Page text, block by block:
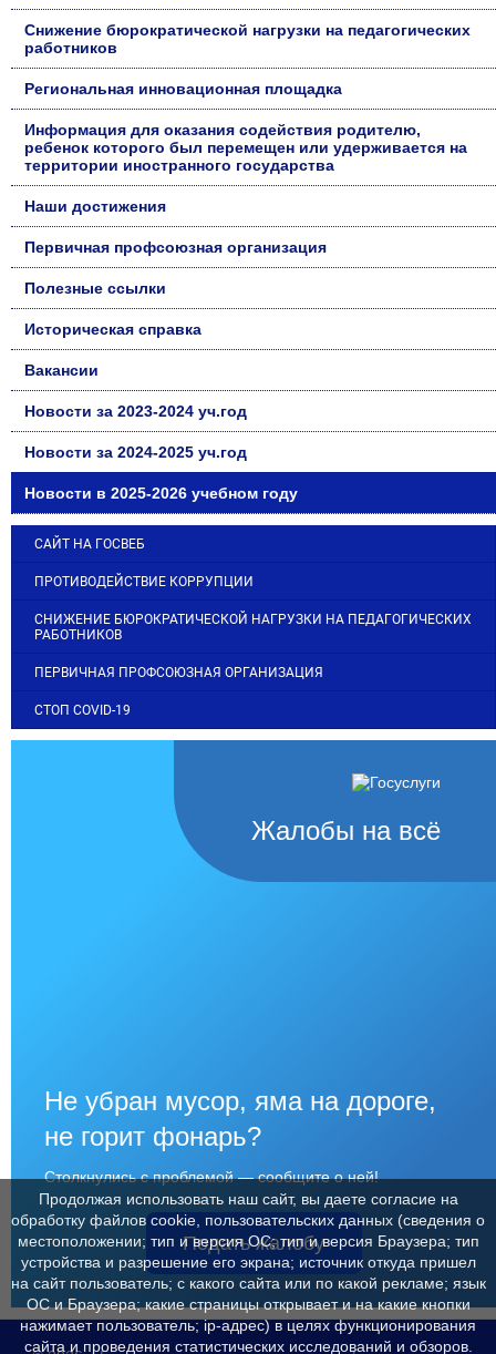
Снижение бюрократической нагрузки на педагогических
работников
Региональная инновационная площадка
Информация для оказания содействия родителю,
ребенок которого был перемещен или удерживается на
территории иностранного государства
Наши достижения
Первичная профсоюзная организация
Полезные ссылки
Историческая справка
Вакансии
Новости за 2023-2024 уч.год
Новости за 2024-2025 уч.год
Новости в 2025-2026 учебном году
САЙТ НА ГОСВЕБ
ПРОТИВОДЕЙСТВИЕ КОРРУПЦИИ
СНИЖЕНИЕ БЮРОКРАТИЧЕСКОЙ НАГРУЗКИ НА ПЕДАГОГИЧЕСКИХ
РАБОТНИКОВ
ПЕРВИЧНАЯ ПРОФСОЮЗНАЯ ОРГАНИЗАЦИЯ
СТОП COVID-19
Жалобы на всё
Не убран мусор, яма на дороге,
не горит фонарь?
Столкнулись с проблемой — сообщите о ней!
Подать жалобу
Продолжая использовать наш сайт, вы даете согласие на
обработку файлов cookie, пользовательских данных (сведения о
местоположении; тип и версия ОС; тип и версия Браузера; тип
устройства и разрешение его экрана; источник откуда пришел
на сайт пользователь; с какого сайта или по какой рекламе; язык
ОС и Браузера; какие страницы открывает и на какие кнопки
нажимает пользователь; ip-адрес) в целях функционирования
сайта и проведения статистических исследований и обзоров.